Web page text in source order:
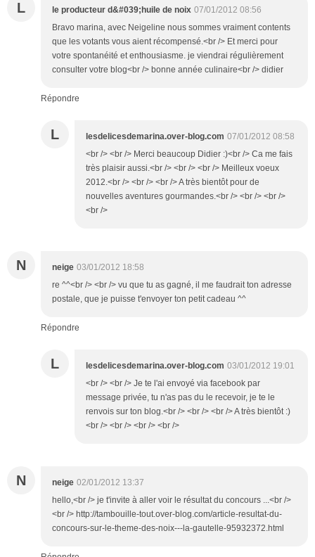
L le producteur d&#039;huile de noix 07/01/2012 08:56
Bravo marina, avec Neigeline nous sommes vraiment contents
que les votants vous aient récompensé.<br /> Et merci pour
votre spontanéité et enthousiasme. je viendrai régulièrement
consulter votre blog<br /> bonne année culinaire<br /> didier
Répondre
L lesdelicesdemarina.over-blog.com 07/01/2012 08:58
<br /> <br /> Merci beaucoup Didier :)<br /> Ca me fais
très plaisir aussi.<br /> <br /> <br /> Meilleux voeux
2012.<br /> <br /> <br /> A très bientôt pour de
nouvelles aventures gourmandes.<br /> <br /> <br />
<br />
N neige 03/01/2012 18:58
re ^^<br /> <br /> vu que tu as gagné, il me faudrait ton adresse
postale, que je puisse t'envoyer ton petit cadeau ^^
Répondre
L lesdelicesdemarina.over-blog.com 03/01/2012 19:01
<br /> <br /> Je te l'ai envoyé via facebook par
message privée, tu n'as pas du le recevoir, je te le
renvois sur ton blog.<br /> <br /> <br /> A très bientôt :)
<br /> <br /> <br /> <br />
N neige 02/01/2012 13:37
hello,<br /> je t'invite à aller voir le résultat du concours ...<br />
<br /> http://tambouille-tout.over-blog.com/article-resultat-du-
concours-sur-le-theme-des-noix---la-gautelle-95932372.html